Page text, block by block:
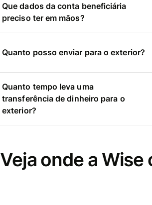
Que dados da conta beneficiária
preciso ter em mãos?
Quanto posso enviar para o exterior?
Quanto tempo leva uma
transferência de dinheiro para o
exterior?
Veja onde a Wise